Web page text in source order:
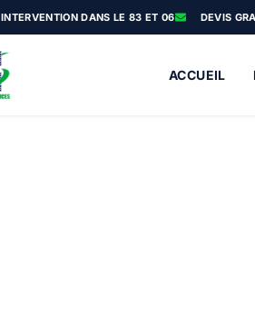
INTERVENTION DANS LE 83 ET 06 DEVIS
ACCUEIL